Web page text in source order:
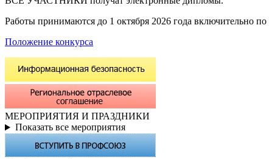
Работы принимаются до 1 октября 2026 года включительно
Положение конкурса
МЕРОПРИЯТИЯ И ПРАЗДНИКИ
Показать все мероприятия